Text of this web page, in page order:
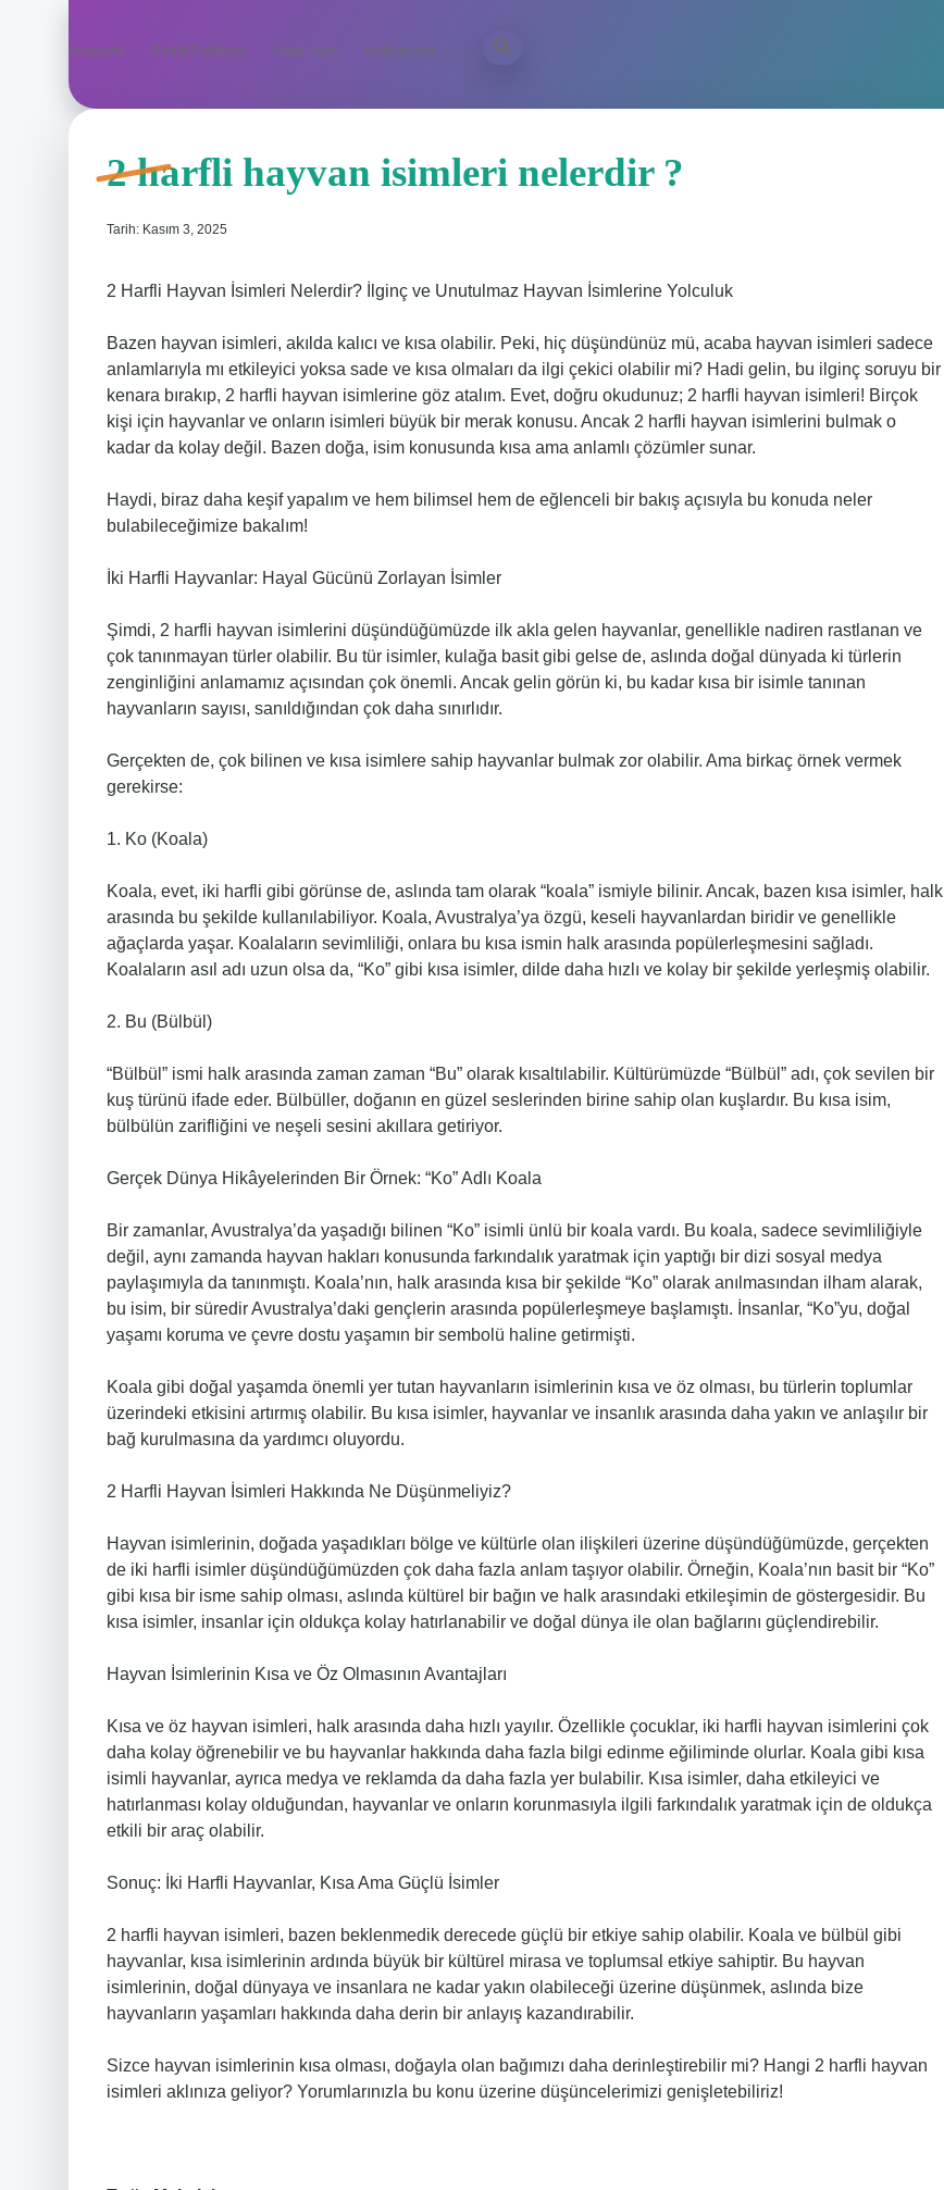
Anasayfa Gizlilik Politikası Yasal Uyarı Hakkımızda
2 harfli hayvan isimleri nelerdir ?
Tarih: Kasım 3, 2025
2 Harfli Hayvan İsimleri Nelerdir? İlginç ve Unutulmaz Hayvan İsimlerine Yolculuk
Bazen hayvan isimleri, akılda kalıcı ve kısa olabilir. Peki, hiç düşündünüz mü, acaba hayvan isimleri sadece
anlamlarıyla mı etkileyici yoksa sade ve kısa olmaları da ilgi çekici olabilir mi? Hadi gelin, bu ilginç soruyu bir
kenara bırakıp, 2 harfli hayvan isimlerine göz atalım. Evet, doğru okudunuz; 2 harfli hayvan isimleri! Birçok
kişi için hayvanlar ve onların isimleri büyük bir merak konusu. Ancak 2 harfli hayvan isimlerini bulmak o
kadar da kolay değil. Bazen doğa, isim konusunda kısa ama anlamlı çözümler sunar.
Haydi, biraz daha keşif yapalım ve hem bilimsel hem de eğlenceli bir bakış açısıyla bu konuda neler
bulabileceğimize bakalım!
İki Harfli Hayvanlar: Hayal Gücünü Zorlayan İsimler
Şimdi, 2 harfli hayvan isimlerini düşündüğümüzde ilk akla gelen hayvanlar, genellikle nadiren rastlanan ve
çok tanınmayan türler olabilir. Bu tür isimler, kulağa basit gibi gelse de, aslında doğal dünyada ki türlerin
zenginliğini anlamamız açısından çok önemli. Ancak gelin görün ki, bu kadar kısa bir isimle tanınan
hayvanların sayısı, sanıldığından çok daha sınırlıdır.
Gerçekten de, çok bilinen ve kısa isimlere sahip hayvanlar bulmak zor olabilir. Ama birkaç örnek vermek
gerekirse:
1. Ko (Koala)
Koala, evet, iki harfli gibi görünse de, aslında tam olarak “koala” ismiyle bilinir. Ancak, bazen kısa isimler, halk
arasında bu şekilde kullanılabiliyor. Koala, Avustralya’ya özgü, keseli hayvanlardan biridir ve genellikle
ağaçlarda yaşar. Koalaların sevimliliği, onlara bu kısa ismin halk arasında popülerleşmesini sağladı.
Koalaların asıl adı uzun olsa da, “Ko” gibi kısa isimler, dilde daha hızlı ve kolay bir şekilde yerleşmiş olabilir.
2. Bu (Bülbül)
“Bülbül” ismi halk arasında zaman zaman “Bu” olarak kısaltılabilir. Kültürümüzde “Bülbül” adı, çok sevilen bir
kuş türünü ifade eder. Bülbüller, doğanın en güzel seslerinden birine sahip olan kuşlardır. Bu kısa isim,
bülbülün zarifliğini ve neşeli sesini akıllara getiriyor.
Gerçek Dünya Hikâyelerinden Bir Örnek: “Ko” Adlı Koala
Bir zamanlar, Avustralya’da yaşadığı bilinen “Ko” isimli ünlü bir koala vardı. Bu koala, sadece sevimliliğiyle
değil, aynı zamanda hayvan hakları konusunda farkındalık yaratmak için yaptığı bir dizi sosyal medya
paylaşımıyla da tanınmıştı. Koala’nın, halk arasında kısa bir şekilde “Ko” olarak anılmasından ilham alarak,
bu isim, bir süredir Avustralya’daki gençlerin arasında popülerleşmeye başlamıştı. İnsanlar, “Ko”yu, doğal
yaşamı koruma ve çevre dostu yaşamın bir sembolü haline getirmişti.
Koala gibi doğal yaşamda önemli yer tutan hayvanların isimlerinin kısa ve öz olması, bu türlerin toplumlar
üzerindeki etkisini artırmış olabilir. Bu kısa isimler, hayvanlar ve insanlık arasında daha yakın ve anlaşılır bir
bağ kurulmasına da yardımcı oluyordu.
2 Harfli Hayvan İsimleri Hakkında Ne Düşünmeliyiz?
Hayvan isimlerinin, doğada yaşadıkları bölge ve kültürle olan ilişkileri üzerine düşündüğümüzde, gerçekten
de iki harfli isimler düşündüğümüzden çok daha fazla anlam taşıyor olabilir. Örneğin, Koala’nın basit bir “Ko”
gibi kısa bir isme sahip olması, aslında kültürel bir bağın ve halk arasındaki etkileşimin de göstergesidir. Bu
kısa isimler, insanlar için oldukça kolay hatırlanabilir ve doğal dünya ile olan bağlarını güçlendirebilir.
Hayvan İsimlerinin Kısa ve Öz Olmasının Avantajları
Kısa ve öz hayvan isimleri, halk arasında daha hızlı yayılır. Özellikle çocuklar, iki harfli hayvan isimlerini çok
daha kolay öğrenebilir ve bu hayvanlar hakkında daha fazla bilgi edinme eğiliminde olurlar. Koala gibi kısa
isimli hayvanlar, ayrıca medya ve reklamda da daha fazla yer bulabilir. Kısa isimler, daha etkileyici ve
hatırlanması kolay olduğundan, hayvanlar ve onların korunmasıyla ilgili farkındalık yaratmak için de oldukça
etkili bir araç olabilir.
Sonuç: İki Harfli Hayvanlar, Kısa Ama Güçlü İsimler
2 harfli hayvan isimleri, bazen beklenmedik derecede güçlü bir etkiye sahip olabilir. Koala ve bülbül gibi
hayvanlar, kısa isimlerinin ardında büyük bir kültürel mirasa ve toplumsal etkiye sahiptir. Bu hayvan
isimlerinin, doğal dünyaya ve insanlara ne kadar yakın olabileceği üzerine düşünmek, aslında bize
hayvanların yaşamları hakkında daha derin bir anlayış kazandırabilir.
Sizce hayvan isimlerinin kısa olması, doğayla olan bağımızı daha derinleştirebilir mi? Hangi 2 harfli hayvan
isimleri aklınıza geliyor? Yorumlarınızla bu konu üzerine düşüncelerimizi genişletebiliriz!